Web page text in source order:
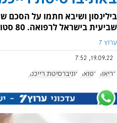
בילינסון ושיבא חתמו על הסכם
שביעית בישראל לרפואה. 80 סטודנטים ילמדו בה בשנה.
ערוץ 7
19.09.22, 7:52
בריאות רפואה אוניברסיטת רייכמן